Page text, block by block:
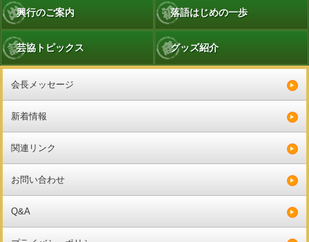
興行のご案内 落語はじめの一歩
芸協トピックス グッズ紹介
会長メッセージ
新着情報
関連リンク
お問い合わせ
Q&A